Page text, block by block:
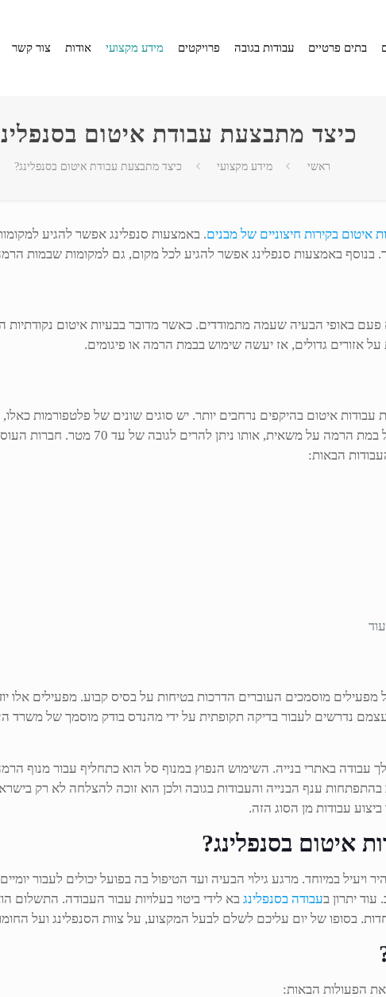
בתים פרטיים עבודות בגובה פרויקטים מידע מקצועי אודות צור קשר
כיצד מתבצעת עבודת איטום
ראשי מידע מקצועי כיצד מתבצעת עבודת איטום בסנפלינג?
איטום בקירות חיצוניים של מבנים. באמצעות סנפלינג אפשר להגיע
בנוסף באמצעות סנפלינג אפשר להגיע לכל מקום, גם למקומות שבמות הרמה
באופי הבעיה שעמה מתמודדים. כאשר מדובר בבעיות איטום נקודתיות
אזורים גדולים, אז יעשה שימוש בבמת הרמה או פיגומים.
איטום בהיקפים נרחבים יותר. יש סוגים שונים של פלטפורמות
יכולות מגוונות ומרשימות. המנוף הוא
הבאות:
מוסמכים העוברים הדרכות בטיחות על בסיס קבוע. מפעילים אלו
נדרשים לעבור בדיקה תקופתית על ידי מהנדס בודק מוסמך של משרד
עבודה באתרי בנייה. השימוש הנפוץ במנוף סל הוא כתחליף עבור מנוף
ענף הבנייה והעבודות בגובה ולכן הוא זוכה להצלחה לא רק
עבודות מן הסוג הזה.
איטום בסנפלינג?
ויעיל במיוחד. מרגע גילוי הבעיה ועד הטיפול בה בפועל יכולים לעבור
עוד יתרון בעבודה בסנפלינג בא לידי ביטוי בעלויות עבור העבודה. התשלום
בסופו של יום עליכם לשלם לבעל המקצוע, על צוות הסנפלינג ועל
את הפעולות הבאות: